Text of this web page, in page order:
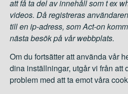
att få ta del av innehåll som t ex
videos. Då registreras
till en ip-adress, som Act-on
nästa besök på vår webbplats.
Om du fortsätter att använda vår
dina inställningar, utgår vi från att
problem med att ta emot våra